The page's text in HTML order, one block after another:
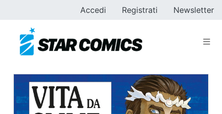
Accedi Registrati Newsletter